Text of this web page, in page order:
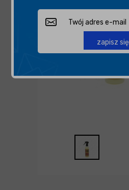
zapisz się